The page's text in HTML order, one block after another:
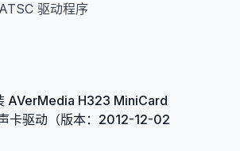
驱动程序
AVerMedia H323 MiniCard
卡驱动（版本：2012-12-02